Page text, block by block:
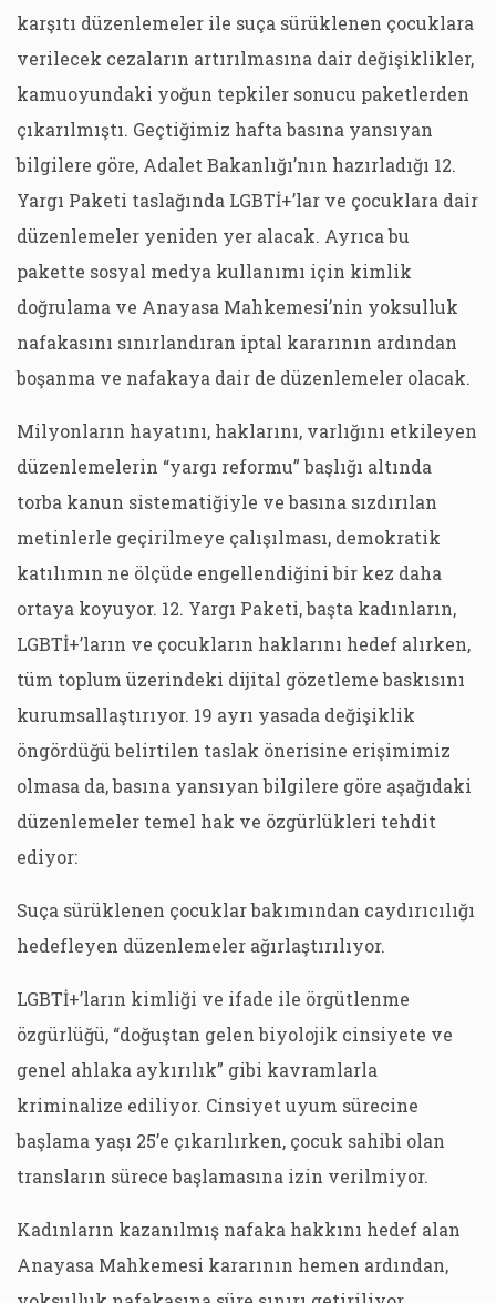
karşıtı düzenlemeler ile suça sürüklenen çocuklara
verilecek cezaların artırılmasına dair değişiklikler,
kamuoyundaki yoğun tepkiler sonucu paketlerden
çıkarılmıştı. Geçtiğimiz hafta basına yansıyan
bilgilere göre, Adalet Bakanlığı’nın hazırladığı 12.
Yargı Paketi taslağında LGBTİ+’lar ve çocuklara dair
düzenlemeler yeniden yer alacak. Ayrıca bu
pakette sosyal medya kullanımı için kimlik
doğrulama ve Anayasa Mahkemesi’nin yoksulluk
nafakasını sınırlandıran iptal kararının ardından
boşanma ve nafakaya dair de düzenlemeler olacak.
Milyonların hayatını, haklarını, varlığını etkileyen
düzenlemelerin “yargı reformu” başlığı altında
torba kanun sistematiğiyle ve basına sızdırılan
metinlerle geçirilmeye çalışılması, demokratik
katılımın ne ölçüde engellendiğini bir kez daha
ortaya koyuyor. 12. Yargı Paketi, başta kadınların,
LGBTİ+’ların ve çocukların haklarını hedef alırken,
tüm toplum üzerindeki dijital gözetleme baskısını
kurumsallaştırıyor. 19 ayrı yasada değişiklik
öngördüğü belirtilen taslak önerisine erişimimiz
olmasa da, basına yansıyan bilgilere göre aşağıdaki
düzenlemeler temel hak ve özgürlükleri tehdit
ediyor:
Suça sürüklenen çocuklar bakımından caydırıcılığı
hedefleyen düzenlemeler ağırlaştırılıyor.
LGBTİ+’ların kimliği ve ifade ile örgütlenme
özgürlüğü, “doğuştan gelen biyolojik cinsiyete ve
genel ahlaka aykırılık” gibi kavramlarla
kriminalize ediliyor. Cinsiyet uyum sürecine
başlama yaşı 25’e çıkarılırken, çocuk sahibi olan
transların sürece başlamasına izin verilmiyor.
Kadınların kazanılmış nafaka hakkını hedef alan
Anayasa Mahkemesi kararının hemen ardından,